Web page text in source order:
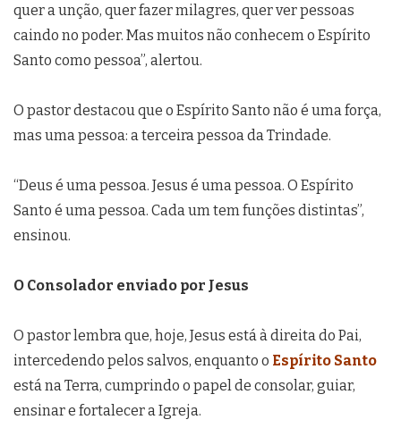
quer a unção, quer fazer milagres, quer ver pessoas
caindo no poder. Mas muitos não conhecem o Espírito
Santo como pessoa”, alertou.
O pastor destacou que o Espírito Santo não é uma força,
mas uma pessoa: a terceira pessoa da Trindade.
“Deus é uma pessoa. Jesus é uma pessoa. O Espírito
Santo é uma pessoa. Cada um tem funções distintas”,
ensinou.
O Consolador enviado por Jesus
O pastor lembra que, hoje, Jesus está à direita do Pai,
intercedendo pelos salvos, enquanto o Espírito Santo
está na Terra, cumprindo o papel de consolar, guiar,
ensinar e fortalecer a Igreja.